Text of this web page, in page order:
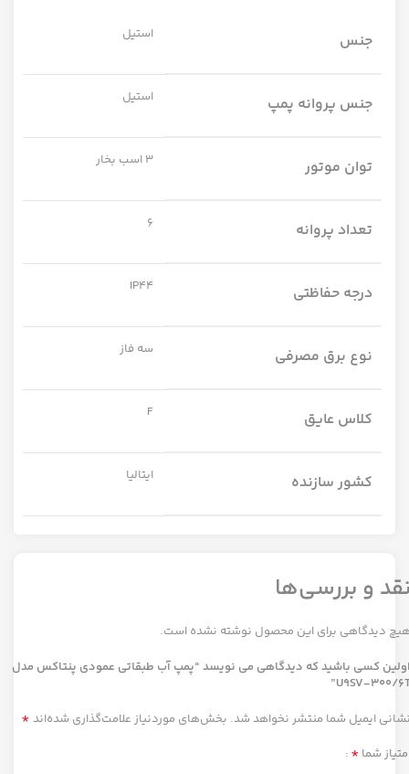
جنس استیل
جنس پروانه پمپ استیل
توان موتور 3 اسب بخار
تعداد پروانه 6
درجه حفاظتی IP44
نوع برق مصرفی سه فاز
کلاس عایق F
کشور سازنده ایتالیا
و بررسی‌ها
دیدگاهی برای این محصول نوشته نشده است.
کسی باشید که دیدگاهی می نویسد “پمپ آب طبقاتی عمودی پنتاکس مدل
U9SV-300/
ایمیل شما منتشر نخواهد شد. بخش‌های موردنیاز علامت‌گذاری شده‌اند *
شما *